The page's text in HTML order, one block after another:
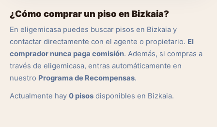
¿Cómo comprar un piso en Bizkaia?
En eligemicasa puedes buscar pisos en Bizkaia y
contactar directamente con el agente o propietario. El
comprador nunca paga comisión. Además, si compras a
través de eligemicasa, entras automáticamente en
nuestro Programa de Recompensas.
Actualmente hay 0 pisos disponibles en Bizkaia.